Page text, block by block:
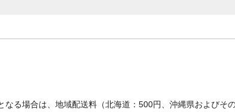
る場合は、地域配送料（北海道：500円、沖縄県および